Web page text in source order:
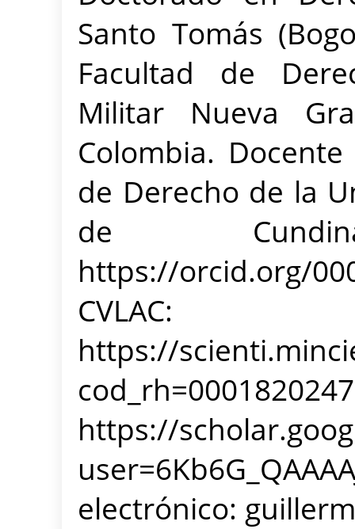
Santo Tomás
Facultad de
Militar Nueva
Colombia.
de Derecho de la
de
https://orcid.org/
CVLAC:
https://
https://
electrónico: